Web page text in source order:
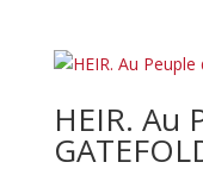
HEIR. Au